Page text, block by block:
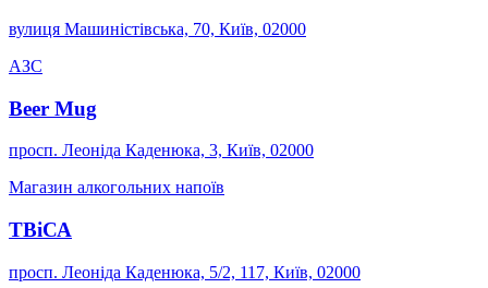
вулиця Машиністівська, 70, Київ, 02000
АЗС
Beer Mug
просп. Леоніда Каденюка, 3, Київ, 02000
Магазин алкогольних напоїв
ТВіСА
просп. Леоніда Каденюка, 5/2, 117, Київ, 02000